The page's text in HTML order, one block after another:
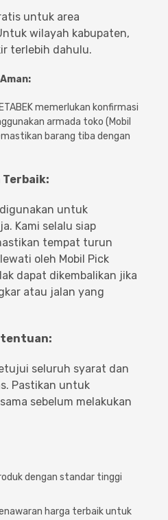
untuk area
wilayah kabupaten,
terlebih dahulu.
memerlukan konfirmasi
armada toko (Mobil
barang tiba dengan
Terbaik:
untuk
Kami selalu siap
tempat turun
oleh Mobil Pick
dapat dikembalikan jika
atau jalan yang
seluruh syarat dan
Pastikan untuk
sebelum melakukan
dengan standar tinggi
harga terbaik untuk